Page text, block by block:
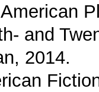
and
2014.